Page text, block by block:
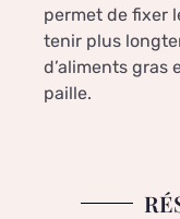
permet de fixer
tenir plus
d’aliments gras
paille.